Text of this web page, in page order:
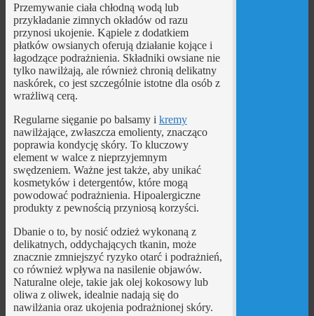
Przemywanie ciała chłodną wodą lub
przykładanie zimnych okładów od razu
przynosi ukojenie. Kąpiele z dodatkiem
płatków owsianych oferują działanie kojące i
łagodzące podrażnienia. Składniki owsiane nie
tylko nawilżają, ale również chronią delikatny
naskórek, co jest szczególnie istotne dla osób z
wrażliwą cerą.
Regularne sięganie po balsamy i kremy
nawilżające, zwłaszcza emolienty, znacząco
poprawia kondycję skóry. To kluczowy
element w walce z nieprzyjemnym
swędzeniem. Ważne jest także, aby unikać
kosmetyków i detergentów, które mogą
powodować podrażnienia. Hipoalergiczne
produkty z pewnością przyniosą korzyści.
Dbanie o to, by nosić odzież wykonaną z
delikatnych, oddychających tkanin, może
znacznie zmniejszyć ryzyko otarć i podrażnień,
co również wpływa na nasilenie objawów.
Naturalne oleje, takie jak olej kokosowy lub
oliwa z oliwek, idealnie nadają się do
nawilżania oraz ukojenia podrażnionej skóry.